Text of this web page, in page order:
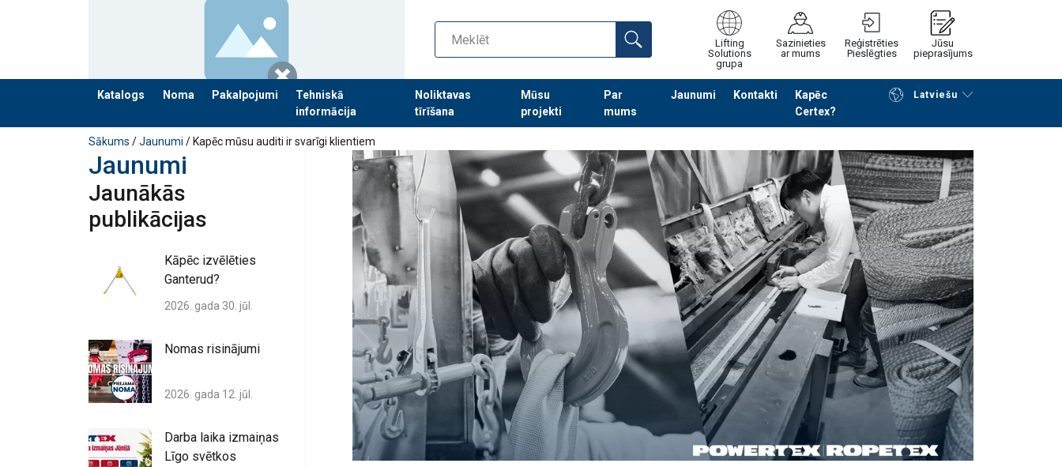
Lifting
Solutions
grupa
Sazinieties
ar mums
Reģistrēties
Pieslēgties
Jūsu
pieprasījums
Katalogs Noma Pakalpojumi
Tehniskā
informācija
Noliktavas
tīrīšana
Mūsu
projekti
Par
mums
Jaunumi Kontakti
Kapēc
Certex?
Latviešu
Pievienots jūsu pasūtījumam Turpināt meklēt preces Noformēt piedāvājuma pieprasījumu
Sākums /Jaunumi / Kapēc mūsu auditi ir svarīgi klientiem
Jaunumi
Jaunākās
publikācijas
Kāpēc izvēlēties
Ganterud?
2026. gada 30. jūl.
Nomas risinājumi
2026. gada 12. jūl.
Darba laika izmaiņas
Līgo svētkos